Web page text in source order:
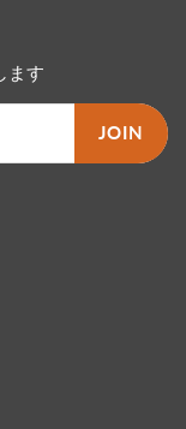
ます
JOIN